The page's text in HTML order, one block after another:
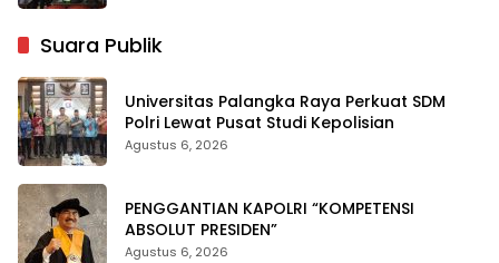
Suara Publik
Universitas Palangka Raya Perkuat SDM
Polri Lewat Pusat Studi Kepolisian
Agustus 6, 2026
PENGGANTIAN KAPOLRI “KOMPETENSI
ABSOLUT PRESIDEN”
Agustus 6, 2026